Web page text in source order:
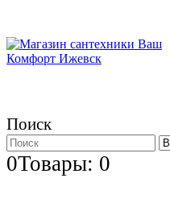
Поиск
0Товары: 0